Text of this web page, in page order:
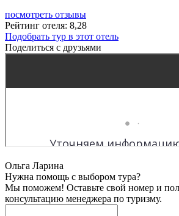
посмотреть отзывы
Рейтинг отеля: 8,28
Подобрать тур в этот отель
Поделиться с друзьями
Ольга Ларина
Нужна помощь с выбором тура?
Мы поможем! Оставьте свой номер и
консультацию менеджера по туризму.